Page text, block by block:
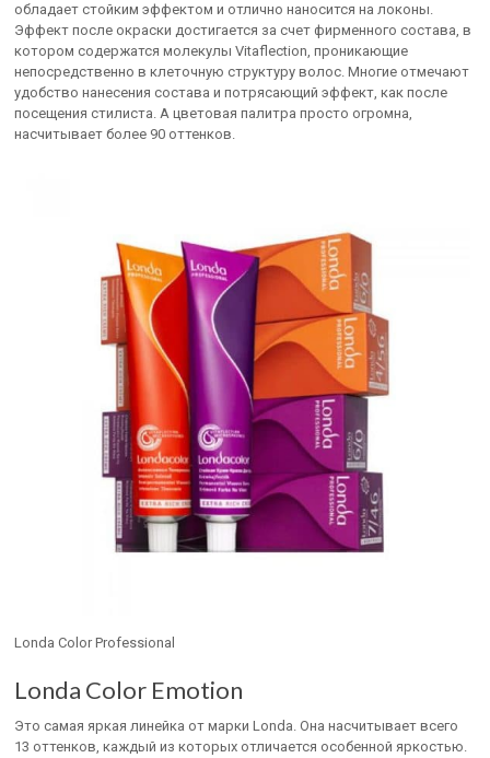
обладает стойким эффектом и отлично наносится на локоны.
Эффект после окраски достигается за счет фирменного состава, в
котором содержатся молекулы Vitaflection, проникающие
непосредственно в клеточную структуру волос. Многие отмечают
удобство нанесения состава и потрясающий эффект, как после
посещения стилиста. А цветовая палитра просто огромна,
насчитывает более 90 оттенков.
Londa Color Professional
Londa Color Emotion
Это самая яркая линейка от марки Londa. Она насчитывает всего
13 оттенков, каждый из которых отличается особенной яркостью.